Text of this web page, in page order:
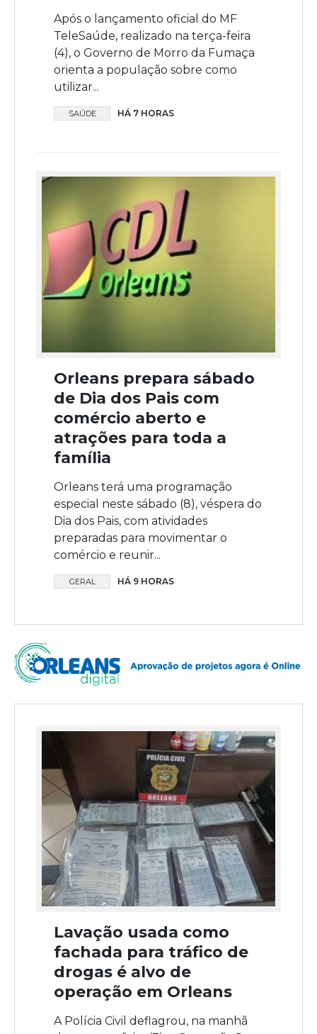
Após o lançamento oficial do MF
TeleSaúde, realizado na terça-feira
(4), o Governo de Morro da Fumaça
orienta a população sobre como
utilizar...
SAÚDE HÁ 7 HORAS
Orleans prepara sábado
de Dia dos Pais com
comércio aberto e
atrações para toda a
família
Orleans terá uma programação
especial neste sábado (8), véspera do
Dia dos Pais, com atividades
preparadas para movimentar o
comércio e reunir...
GERAL HÁ 9 HORAS
Lavação usada como
fachada para tráfico de
drogas é alvo de
operação em Orleans
A Polícia Civil deflagrou, na manhã